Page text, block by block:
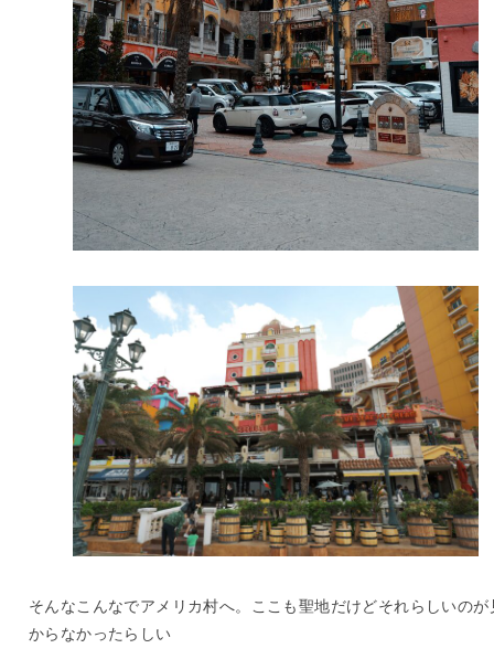
そんなこんなでアメリカ村へ。ここも聖地だけどそれらしいのが
からなかったらしい